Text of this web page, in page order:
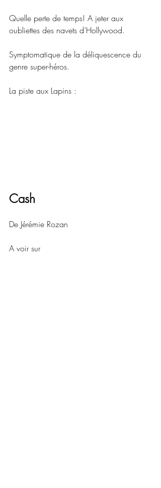
Quelle perte de temps! A jeter aux
oubliettes des navets d’Hollywood.
Symptomatique de la déliquescence du
genre super-héros.
La piste aux Lapins :
Cash
De Jérémie Rozan
A voir sur